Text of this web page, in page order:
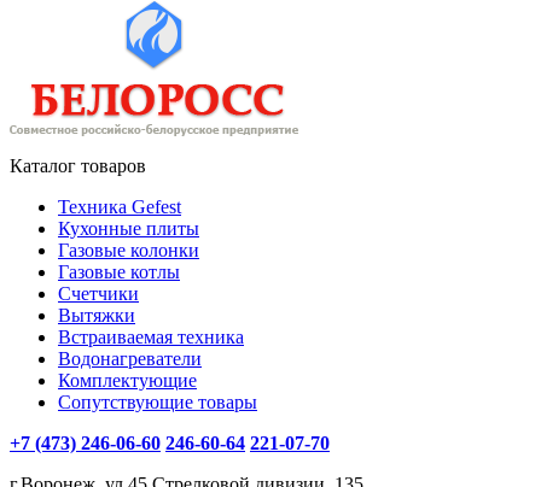
Каталог товаров
Техника Gefest
Кухонные плиты
Газовые колонки
Газовые котлы
Счетчики
Вытяжки
Встраиваемая техника
Водонагреватели
Комплектующие
Сопутствующие товары
+7 (473) 246-06-60 246-60-64 221-07-70